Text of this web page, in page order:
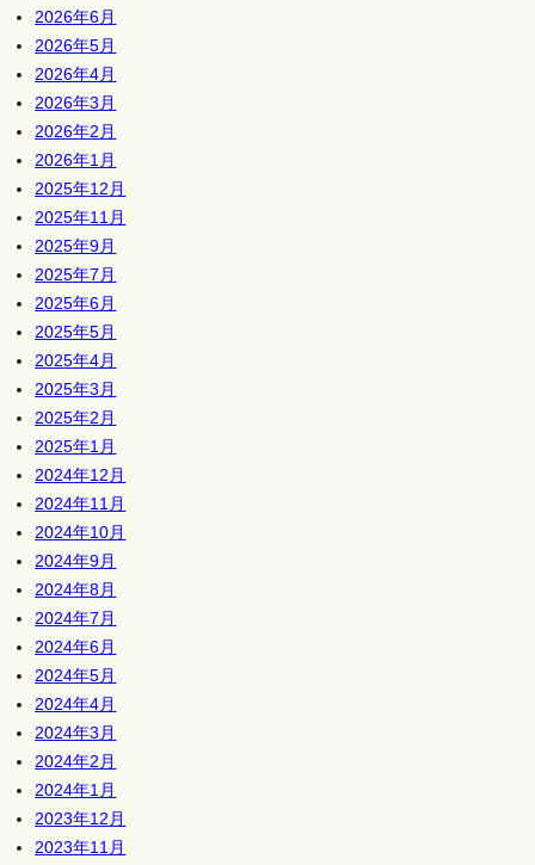
2026年6月
2026年5月
2026年4月
2026年3月
2026年2月
2026年1月
2025年12月
2025年11月
2025年9月
2025年7月
2025年6月
2025年5月
2025年4月
2025年3月
2025年2月
2025年1月
2024年12月
2024年11月
2024年10月
2024年9月
2024年8月
2024年7月
2024年6月
2024年5月
2024年4月
2024年3月
2024年2月
2024年1月
2023年12月
2023年11月